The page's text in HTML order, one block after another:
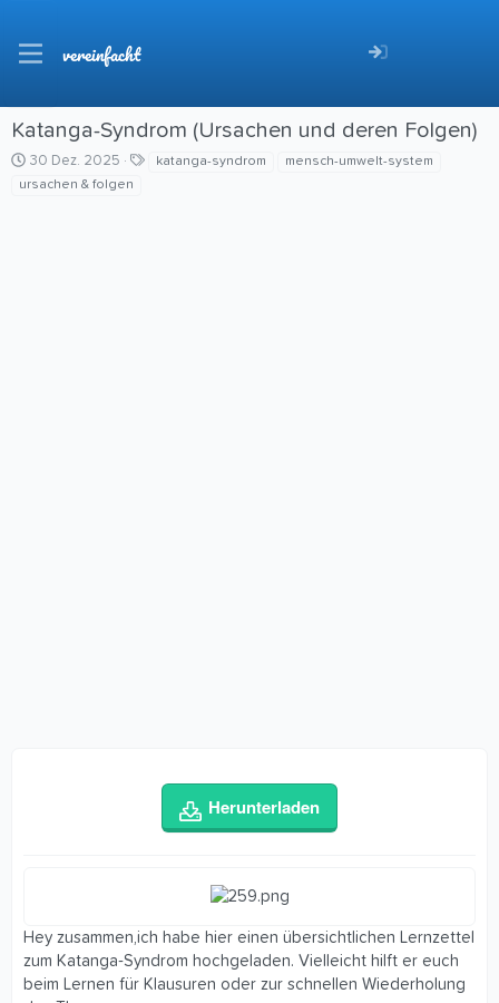
vereinfacht
Katanga-Syndrom (Ursachen und deren Folgen)
C
r
30 Dez. 2025 katanga-syndrom
mensch-umwelt-system
ursachen & folgen
Herunterladen
Hey zusammen,ich habe hier einen übersichtlichen Lernzettel
zum Katanga‑Syndrom hochgeladen. Vielleicht hilft er euch
beim Lernen für Klausuren oder zur schnellen Wiederholung